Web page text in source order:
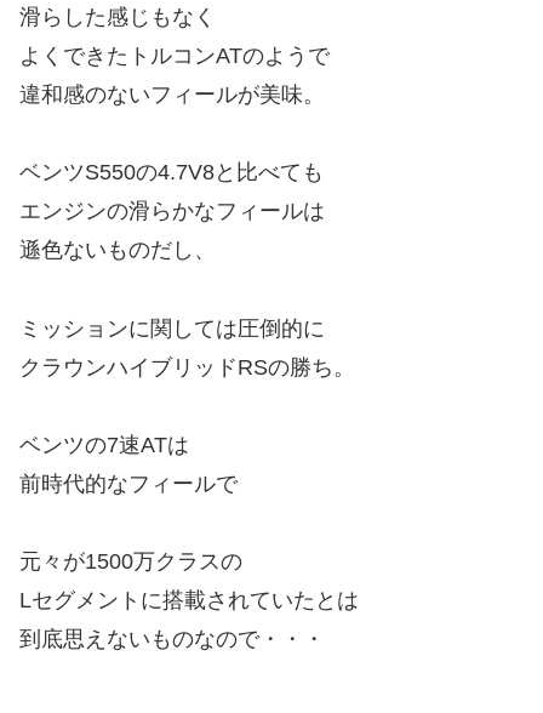
滑らした感じもなく
よくできたトルコンATのようで
違和感のないフィールが美味。
ベンツS550の4.7V8と比べても
エンジンの滑らかなフィールは
遜色ないものだし、
ミッションに関しては圧倒的に
クラウンハイブリッドRSの勝ち。
ベンツの7速ATは
前時代的なフィールで
元々が1500万クラスの
Lセグメントに搭載されていたとは
到底思えないものなので・・・